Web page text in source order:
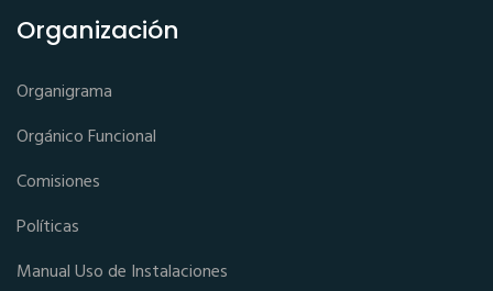
Organización
Organigrama
Orgánico Funcional
Comisiones
Políticas
Manual Uso de Instalaciones